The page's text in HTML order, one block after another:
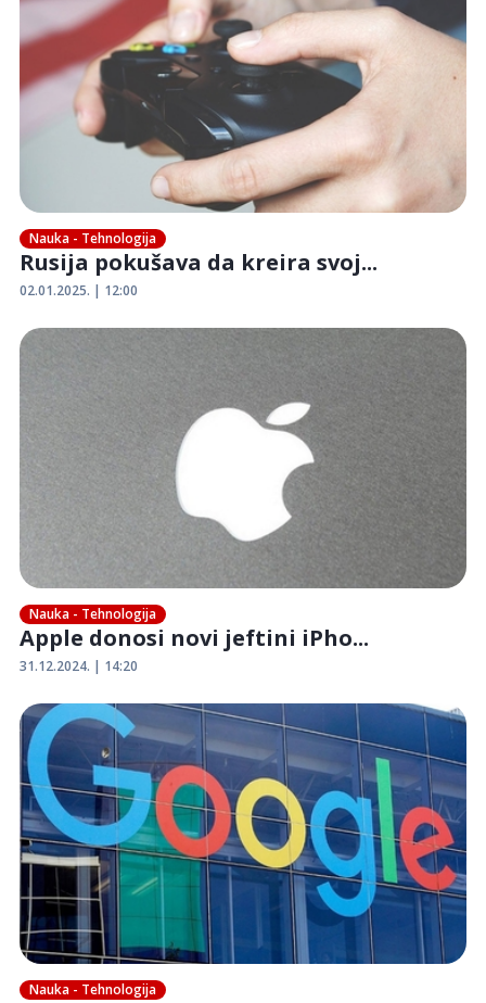
Nauka - Tehnologija
Rusija pokušava da kreira svoj...
02.01.2025. | 12:00
Nauka - Tehnologija
Apple donosi novi jeftini iPho...
31.12.2024. | 14:20
Nauka - Tehnologija